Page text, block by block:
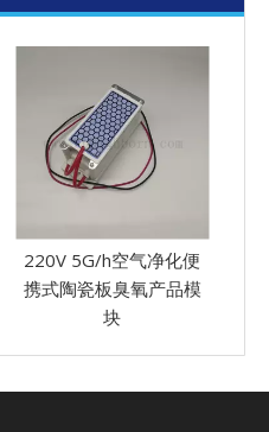
220V 10G/h金属网状陶
瓷板臭氧产品臭氧模块